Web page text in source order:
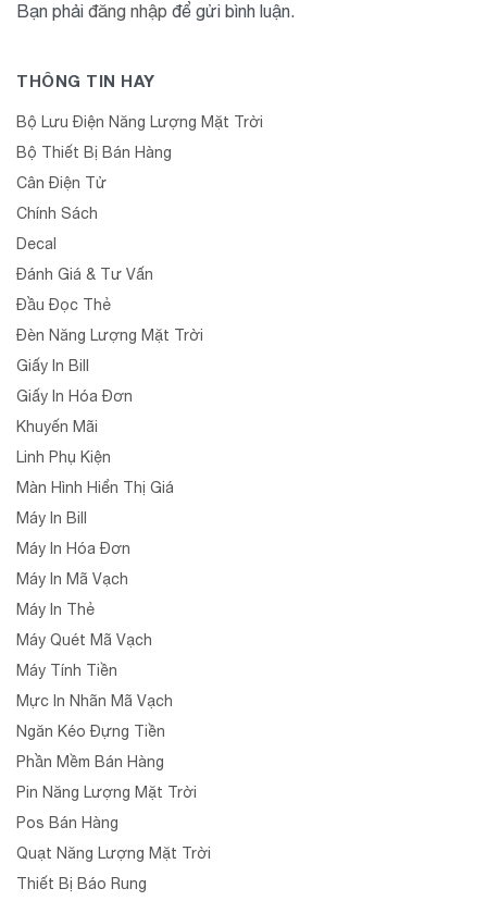
Bạn phải đăng nhập để gửi bình luận.
THÔNG TIN HAY
Bộ Lưu Điện Năng Lượng Mặt Trời
Bộ Thiết Bị Bán Hàng
Cân Điện Tử
Chính Sách
Decal
Đánh Giá & Tư Vấn
Đầu Đọc Thẻ
Đèn Năng Lượng Mặt Trời
Giấy In Bill
Giấy In Hóa Đơn
Khuyến Mãi
Linh Phụ Kiện
Màn Hình Hiển Thị Giá
Máy In Bill
Máy In Hóa Đơn
Máy In Mã Vạch
Máy In Thẻ
Máy Quét Mã Vạch
Máy Tính Tiền
Mực In Nhãn Mã Vạch
Ngăn Kéo Đựng Tiền
Phần Mềm Bán Hàng
Pin Năng Lượng Mặt Trời
Pos Bán Hàng
Quạt Năng Lượng Mặt Trời
Thiết Bị Báo Rung